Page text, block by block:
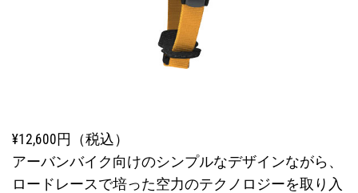
¥12,600円（税込）
アーバンバイク向けのシンプルなデザインながら、
ロードレースで培った空力のテクノロジーを取り入